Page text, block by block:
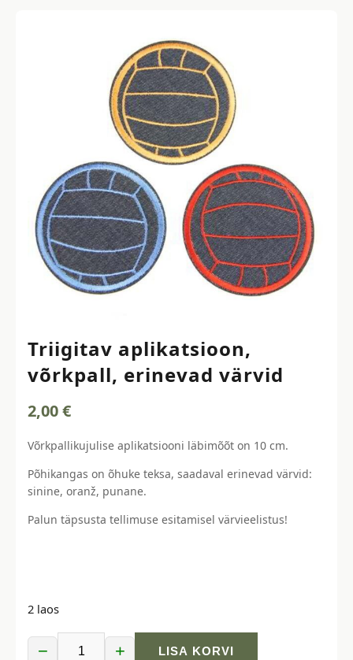
Triigitav aplikatsioon,
võrkpall, erinevad värvid
2,00€
Võrkpallikujulise aplikatsiooni läbimõõt on 10 cm.
Põhikangas on õhuke teksa, saadaval erinevad värvid:
sinine, oranž, punane.
Palun täpsusta tellimuse esitamisel värvieelistus!
2 laos
− + LISA KORVI